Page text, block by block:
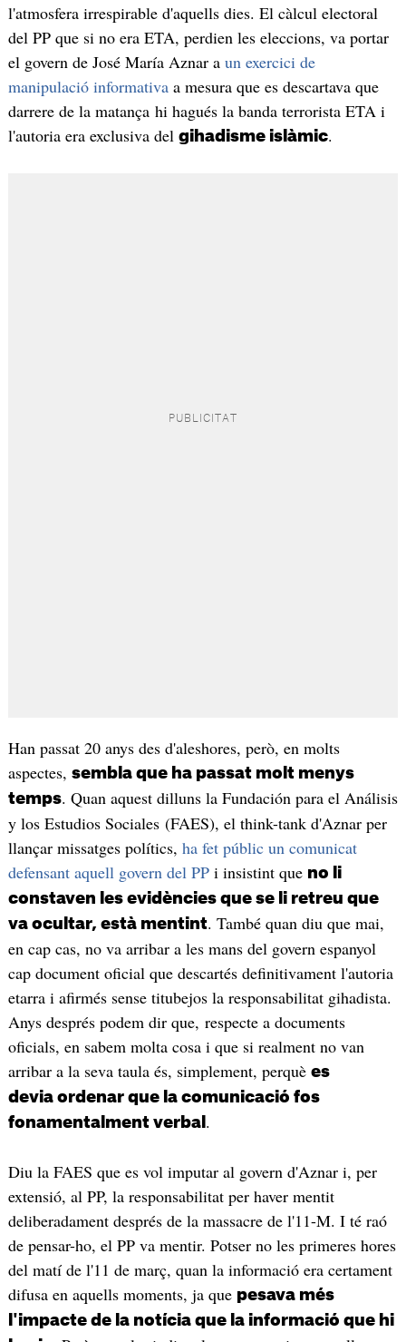
l'atmosfera irrespirable d'aquells dies. El càlcul electoral
del PP que si no era ETA, perdien les eleccions, va portar
el govern de José María Aznar a un exercici de
manipulació informativaa mesura que es descartava que
darrere de la matança hi hagués la banda terrorista ETA i
l'autoria era exclusiva del gihadisme islàmic.
Han passat 20 anys des d'aleshores, però, en molts
aspectes, sembla que ha passat molt menys
temps. Quan aquest dilluns la Fundación para el Análisis
y los Estudios Sociales (FAES), el think-tank d'Aznar per
llançar missatges polítics, ha fet públic un comunicat
defensant aquell govern del PPi insistint que no li
constaven les evidències que se li retreu que
va ocultar, està mentint. També quan diu que mai,
en cap cas, no va arribar a les mans del govern espanyol
cap document oficial que descartés definitivament l'autoria
etarra i afirmés sense titubejos la responsabilitat gihadista.
Anys després podem dir que, respecte a documents
oficials, en sabem molta cosa i que si realment no van
arribar a la seva taula és, simplement, perquè es
devia ordenar que la comunicació fos
fonamentalment verbal .
Diu la FAES que es vol imputar al govern d'Aznar i, per
extensió, al PP, la responsabilitat per haver mentit
deliberadament després de la massacre de l'11-M. I té raó
de pensar-ho, el PP va mentir. Potser no les primeres hores
del matí de l'11 de març, quan la informació era certament
difusa en aquells moments, ja que pesava més
l'impacte de la notícia que la informació que hi